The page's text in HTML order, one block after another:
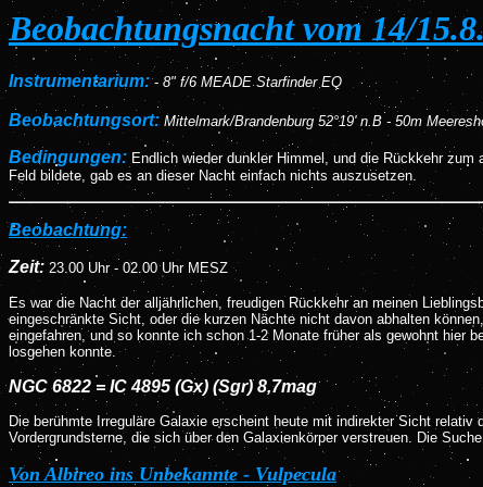
Beobachtungsnacht vom 14/
Instrumentarium: - 8" f/6 MEADE Starfinder EQ
Beobachtungsort: Mittelmark/Brandenburg 52°19' n.B - 50m
Bedingungen: Endlich wieder dunkler Himmel, und die Rückkehr
Feld bildete, gab es an dieser Nacht einfach nichts auszusetzen.
Beobachtung:
Zeit: 23.00 Uhr - 02.00 Uhr MESZ
Es war die Nacht der alljährlichen, freudigen Rückkehr an meinen
eingeschränkte Sicht, oder die kurzen Nächte nicht davon abhalten
eingefahren, und so konnte ich schon 1-2 Monate früher als gewohnt hier
losgehen konnte.
NGC 6822 = IC 4895 (Gx) (Sgr) 8,7mag
Die berühmte Irreguläre Galaxie erscheint heute mit indirekter Sicht
Vordergrundsterne, die sich über den Galaxienkörper verstreuen. Die
Von Albireo ins Unbekannte - Vulpecula